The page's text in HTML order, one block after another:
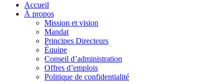
Accueil
À propos
Mission et vision
Mandat
Principes Directeurs
Équipe
Conseil d’administration
Offres d’emplois
Politique de confidentialité